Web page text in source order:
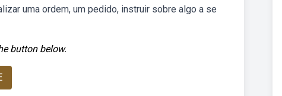
uma ordem, um pedido, instruir sobre algo a se
button below.